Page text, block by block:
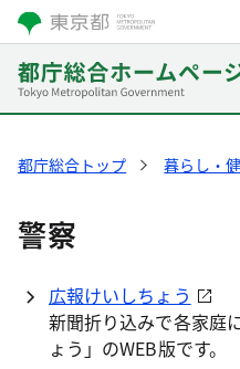
都庁総合トップ 暮らし・
警察
広報けいしちょう
新聞折り込みで各家庭
ょう」のWEB版です。